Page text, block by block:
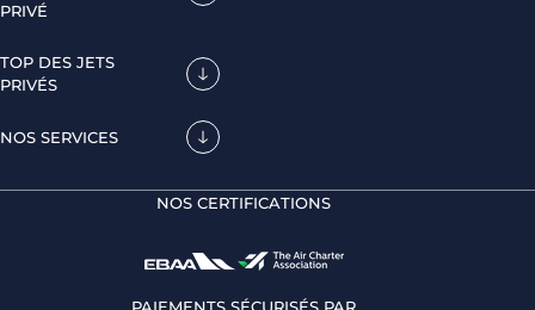
PRIVÉ
TOP DES JETS
PRIVÉS
NOS SERVICES
NOS CERTIFICATIONS